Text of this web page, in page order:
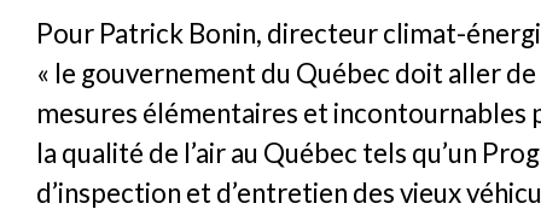
Pour Patrick Bonin, directeur climat-
« le gouvernement du Québec doit aller de
mesures élémentaires et incontournables
la qualité de l’air au Québec tels qu’un
d’inspection et d’entretien des vieux